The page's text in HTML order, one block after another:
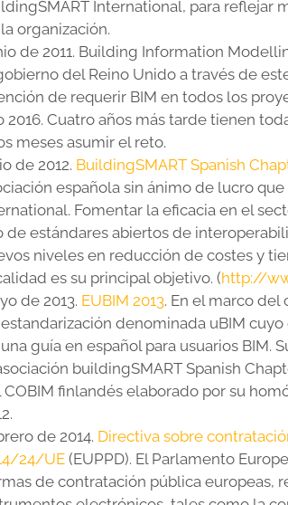
International, para reflejar
organización.
de 2011. Building Information
del Reino Unido a través de
de requerir BIM en todos los
2016. Cuatro años más tarde tienen
meses asumir el reto.
de 2012. BuildingSMART Spanish
española sin ánimo de lucro
Fomentar la eficacia en el
de estándares abiertos de
niveles en reducción de costes y
es su principal objetivo. (http://
de 2013. EUBIM 2013. En el marco del
denominada uBIM
guía en español para usuarios BIM.
buildingSMART Spanish
COBIM finlandés elaborado por su
de 2014. Directiva sobre
24/UE(EUPPD). El Parlamento
de contratación pública europeas,